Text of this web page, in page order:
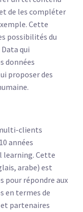
de les compléter
Cette
possibilités du
qui
données
proposer des
clients
années
learning. Cette
arabe) est
pour répondre aux
en termes de
partenaires